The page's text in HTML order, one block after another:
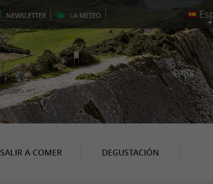
NEWSLETTER LA METEO
SALIR A COMER DEGUSTACIÓN